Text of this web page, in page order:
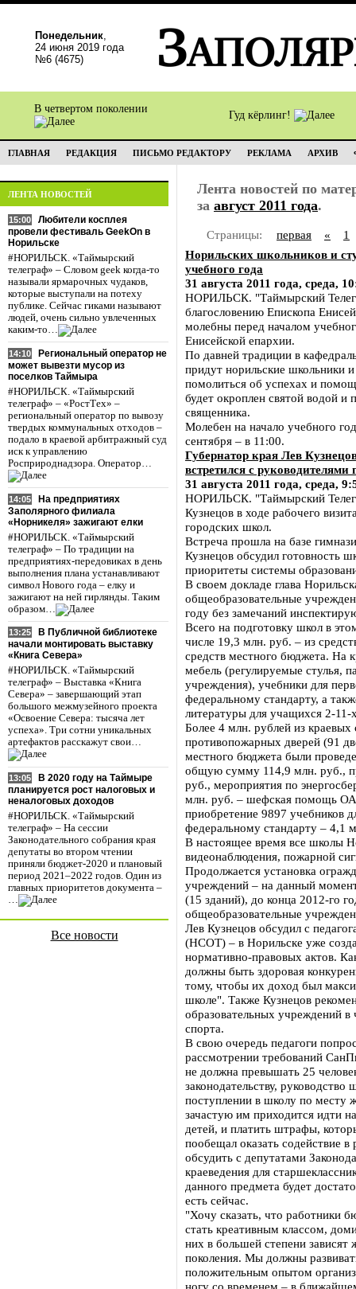
Понедельник,
24 июня 2019 года
№6 (4675)
В четвертом поколении
Гуд кёрлинг!
ГЛАВНАЯ РЕДАКЦИЯ ПИСЬМО РЕДАКТОРУ РЕКЛАМА АРХИВ
ЛЕНТА НОВОСТЕЙ
15:00
Любители косплея
провели фестиваль GeekOn в
Норильске
#НОРИЛЬСК. «Таймырский
телеграф» – Словом geek когда-то
называли ярмарочных чудаков,
которые выступали на потеху
публике. Сейчас гиками называют
людей, очень сильно увлеченных
каким-то…
14:10
Региональный оператор не
может вывезти мусор из
поселков Таймыра
#НОРИЛЬСК. «Таймырский
телеграф» – «РостТех» –
региональный оператор по вывозу
твердых коммунальных отходов –
подало в краевой арбитражный суд
иск к управлению
Росприроднадзора. Оператор…
14:05
На предприятиях
Заполярного филиала
«Норникеля» зажигают елки
#НОРИЛЬСК. «Таймырский
телеграф» – По традиции на
предприятиях-передовиках в день
выполнения плана устанавливают
символ Нового года – елку и
зажигают на ней гирлянды. Таким
образом…
13:25
В Публичной библиотеке
начали монтировать выставку
«Книга Севера»
#НОРИЛЬСК. «Таймырский
телеграф» – Выставка «Книга
Севера» – завершающий этап
большого межмузейного проекта
«Освоение Севера: тысяча лет
успеха». Три сотни уникальных
артефактов расскажут свои…
13:05
В 2020 году на Таймыре
планируется рост налоговых и
неналоговых доходов
#НОРИЛЬСК. «Таймырский
телеграф» – На сессии
Законодательного собрания края
депутаты во втором чтении
приняли бюджет-2020 и плановый
период 2021–2022 годов. Один из
главных приоритетов документа –
…
Все новости
Лента новостей по
за август 2011 года.
Страницы: первая «
1
Норильских школьников и
учебного года
31 августа 2011 года, среда,
НОРИЛЬСК. "Таймырский
благословению Епископа
молебны перед началом
Енисейской епархии.
По давней традиции в
придут норильские школьники
помолиться об успехах и
будет окроплен святой водой и
священника.
Молебен на начало учебного
сентября – в 11:00.
Губернатор края Лев
встретился с
31 августа 2011 года, среда,
НОРИЛЬСК. "Таймырский
Кузнецов в ходе рабочего
городских школ.
Встреча прошла на базе
Кузнецов обсудил готовность
приоритеты системы
В своем докладе глава
общеобразовательные
году без замечаний
Всего на подготовку школ в
числе 19,3 млн. руб. – из
средств местного бюджета. На
мебель (регулируемые стулья,
учреждения), учебники для
федеральному стандарту, а
литературы для учащихся 2-11-
Более 4 млн. рублей из краевых
противопожарных дверей (91
местного бюджета были
общую сумму 114,9 млн. руб.,
руб., мероприятия по
млн. руб. – шефская помощь
приобретение 9897 учебников
федеральному стандарту – 4,1
В настоящее время все школы
видеонаблюдения, пожарной
Продолжается установка
учреждений – на данный
(15 зданий), до конца 2012-го
общеобразовательные
Лев Кузнецов обсудил с
(НСОТ) – в Норильске уже
нормативно-правовых актов.
должны быть здоровая
тому, чтобы их доход был
школе". Также Кузнецов
образовательных учреждений в
спорта.
В свою очередь педагоги
рассмотрении требований
не должна превышать 25
законодательству,
поступлении в школу по месту
зачастую им приходится идти
детей, и платить штрафы,
пообещал оказать содействие
обсудить с депутатами
краеведения для
данного предмета будет
есть сейчас.
"Хочу сказать, что работники
стать креативным классом,
них в большей степени
поколения. Мы должны
положительным опытом
ногу со временем – в